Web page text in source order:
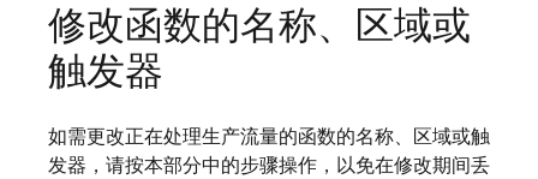
修改函数的名称、区域或
触发器
如需更改正在处理生产流量的函数的名称、区域或触
发器，请按本部分中的步骤操作，以免在修改期间丢